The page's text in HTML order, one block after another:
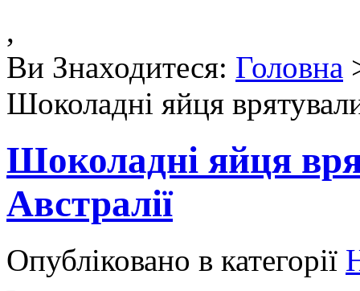
,
Ви Знаходитеся: Головна
Шоколадні яйця
Шоколадні яйця
Австралії
Опубліковано в категорії